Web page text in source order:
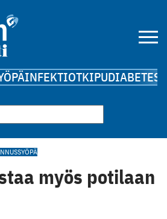
INFEKTIOTKIPUDIABETES
SYÖPÄ
myös potilaan